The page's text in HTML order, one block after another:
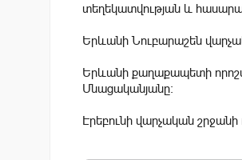
տեղեկատվության և
Երևանի Նուբարաշեն
Երևանի քաղաքապետի
Մնացականյանը:
Էրեբունի վարչական